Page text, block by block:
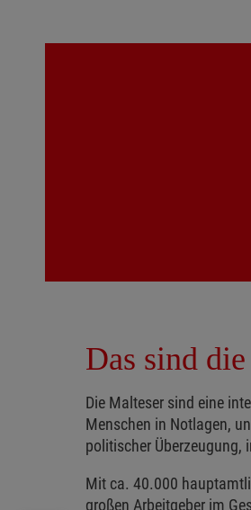
Das sind
Die Malteser sind eine
Menschen in Notlagen,
politischer Überzeugung,
Mit ca. 40.000
großen Arbeitgeber im